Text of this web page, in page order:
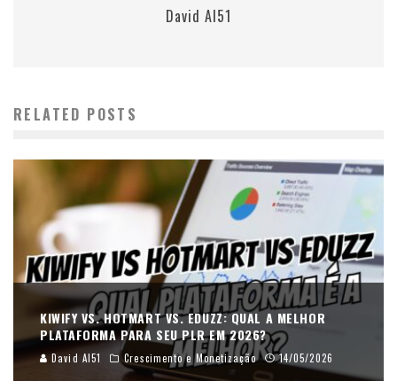
David AI51
RELATED POSTS
KIWIFY VS. HOTMART VS. EDUZZ: QUAL A MELHOR
PLATAFORMA PARA SEU PLR EM 2026?
David AI51 Crescimento e Monetização 14/05/2026